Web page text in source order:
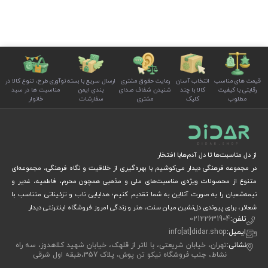
قیمت های مناسب
رقابتی با کیفیت
مطلوب
انتخاب آسان
کالا با چند
کلیک
رعایت حقوق مشتری
شنیدن شفاف صدای
مشتری
ارسال سریع با بسته
بندی ایمن
سفارشات
نوآوری طرح، تنوع کالا در
مناسبت ها در سبد
خانوار
از دل مناسبت‌ها تا دل آدم‌هابا افتخار
در مجموعه فرهنگی دیدار می‌کوشیم با بهره‌گیری از خلاقیت و نگاه فرهنگی، مجموعه‌ای
متنوع از محصولات ویژه‌ی مناسبت‌های ملی و مذهبی همچون محرم، فاطمیه، غدیر و
نیمه‌شعبان را به صورت آنلاین به شما تقدیم کنیم؛ هدایایی ناب و تزئیناتی متناسب با
شعائر، برای پیوندی دل‌نشین میان سنت، هنر و زندگی امروز.فروشگاه اینترنتی دیدار
تلفن:02122631904
ایمیل:info[at]didar.shop
نشانی:تهران، خیابان شریعتی، با لاتر از قلهک، خیابان شهید کلاهدوز، سه راه
نشاط، جنب فروشگاه نیکو تن پوش، پلاک 357،طبقه اول شرقی